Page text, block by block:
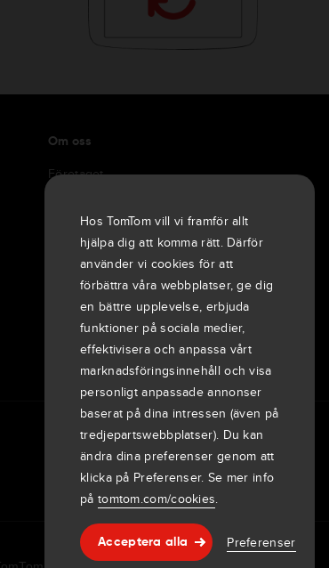
Hjälp & support
Om oss
Företaget
Nyheter
Evenemang
Pressmeddelanden
Investerare
7th item
Routing
9th item of footer
Hos TomTom vill vi framför allt
hjälpa dig att komma rätt. Därför
använder vi cookies för att
förbättra våra webbplatser, ge dig
en bättre upplevelse, erbjuda
funktioner på sociala medier,
effektivisera och anpassa vårt
marknadsföringsinnehåll och visa
personligt anpassade annonser
baserat på dina intressen (även på
tredjepartswebbplatser). Du kan
ändra dina preferenser genom att
klicka på Preferenser. Se mer info
på tomtom.com/cookies.
Acceptera alla Preferenser